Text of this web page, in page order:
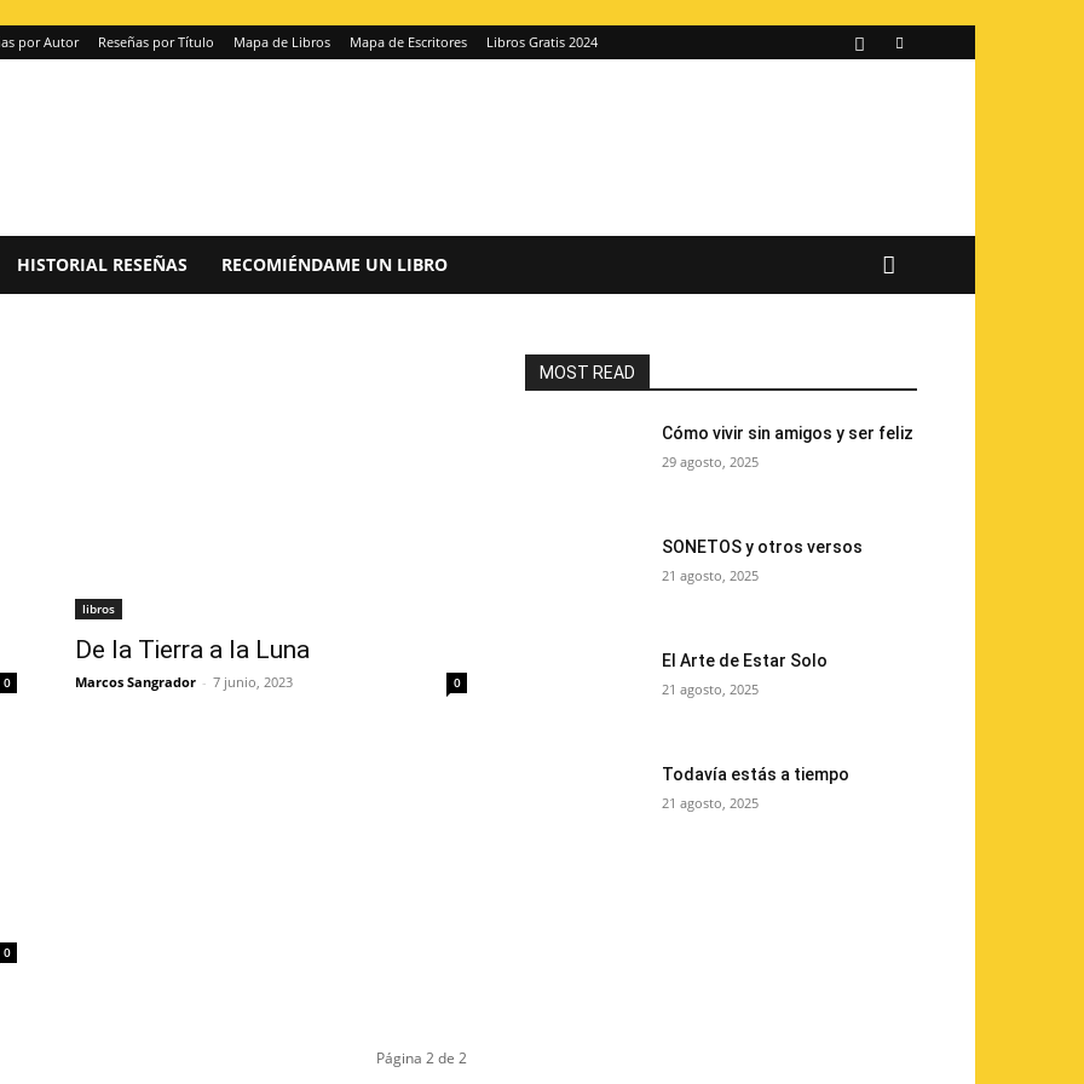
por Autor Reseñas por Título Mapa de Libros Mapa de Escritores Libros Gratis 2024
HISTORIAL RESEÑAS RECOMIÉNDAME UN LIBRO
0
libros
De la Tierra a la Luna
Marcos Sangrador - 7 junio, 2023 0
0
Página 2 de 2
MOST READ
Cómo vivir sin amigos y ser feliz
29 agosto, 2025
SONETOS y otros versos
21 agosto, 2025
El Arte de Estar Solo
21 agosto, 2025
Todavía estás a tiempo
21 agosto, 2025